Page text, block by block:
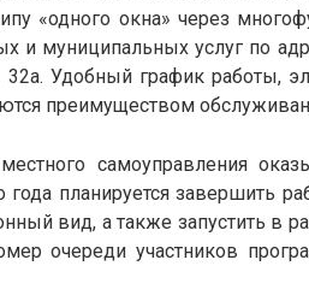
«одного окна» через
и муниципальных услуг по
Удобный график работы,
преимуществом
самоуправления
года планируется завершить
вид, а также запустить в
очереди участников